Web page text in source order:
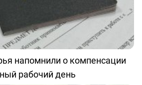
напомнили о компенсации
рабочий день